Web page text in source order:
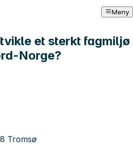
Meny
et sterkt fagmiljø
Norge?
Tromsø